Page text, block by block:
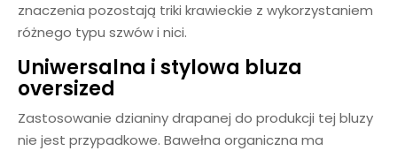
znaczenia pozostają triki krawieckie z wykorzystaniem
różnego typu szwów i nici.
Uniwersalna i stylowa bluza
oversized
Zastosowanie dzianiny drapanej do produkcji tej bluzy
nie jest przypadkowe. Bawełna organiczna ma